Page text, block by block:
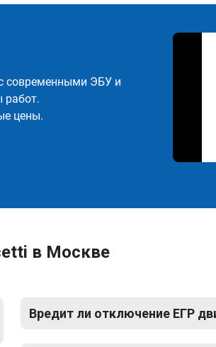
современными ЭБУ и
работ.
цены.
в Москве
Вредит ли отключение ЕГР